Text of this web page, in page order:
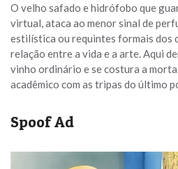
O velho safado e hidrófobo que
virtual, ataca ao menor sinal de
estilística ou requintes formais dos
relação entre a vida e a arte. Aqui
vinho ordinário e se costura a
acadêmico com as tripas do último
Spoof Ad